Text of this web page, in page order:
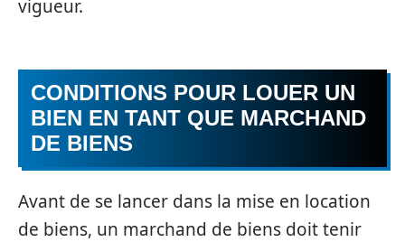
vigueur.
CONDITIONS POUR LOUER UN
BIEN EN TANT QUE MARCHAND
DE BIENS
Avant de se lancer dans la mise en location
de biens, un marchand de biens doit tenir